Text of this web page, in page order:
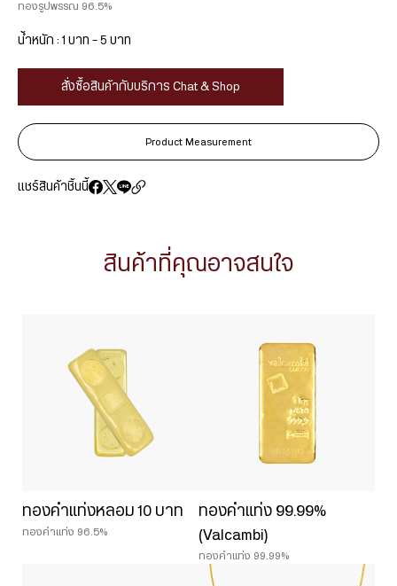
ทองรูปพรรณ 96.5%
น้ำหนัก : 1 บาท – 5 บาท
สั่งซื้อสินค้ากับบริการ Chat & Shop
Product Measurement
แชร์สินค้าชิ้นนี้
สินค้าที่คุณอาจสนใจ
ทองคำแท่งหลอม 10 บาท
ทองคำแท่ง 96.5%
ทองคำแท่ง 99.99%
(Valcambi)
ทองคำแท่ง 99.99%